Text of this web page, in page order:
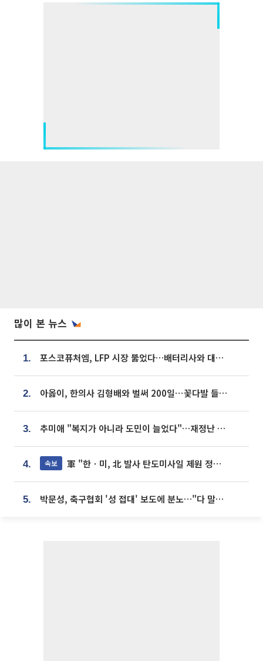
많이 본 뉴스
1. 포스코퓨처엠, LFP 시장 뚫었다…배터리사와 대규모 장기 공급 합의
2. 아옳이, 한의사 김형배와 벌써 200일⋯꽃다발 들고 "프러포즈 아냐"
3. 추미애 "복지가 아니라 도민이 늘었다"…재정난 책임론 정면돌파
4. 속보 軍 "한ㆍ미, 北 발사 탄도미사일 제원 정밀분석 중"
5. 박문성, 축구협회 '성 접대' 보도에 분노…"다 말아먹으려고 작정했나"